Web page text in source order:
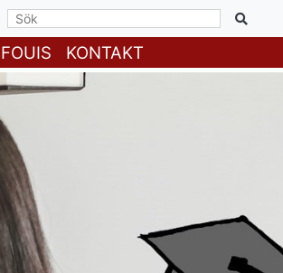
KONTAKT